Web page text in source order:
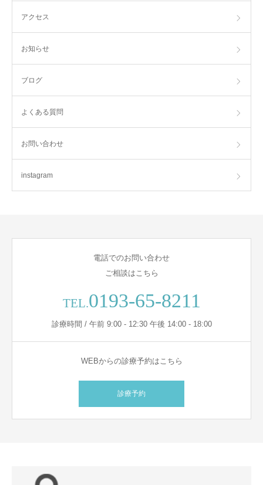
アクセス
お知らせ
ブログ
よくある質問
お問い合わせ
instagram
電話でのお問い合わせ
ご相談はこちら
TEL.0193-65-8211
診療時間 / 午前 9:00 - 12:30 午後 14:00 - 18:00
WEBからの診療予約はこちら
診療予約